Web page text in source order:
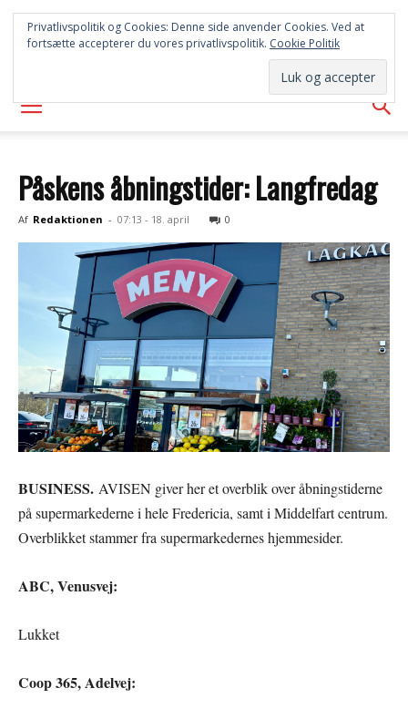
SYD
AVISEN
Påskens åbningstider: Langfredag
Af Redaktionen - 07:13 - 18. april 0
BUSINESS. AVISEN giver her et overblik over åbningstiderne
på supermarkederne i hele Fredericia, samt i Middelfart centrum.
Overblikket stammer fra supermarkedernes hjemmesider.
ABC, Venusvej:
Lukket
Coop 365, Adelvej:
Privatlivspolitik og Cookies: Denne side anvender Cookies. Ved at
fortsætte accepterer du vores privatlivspolitik. Cookie Politik